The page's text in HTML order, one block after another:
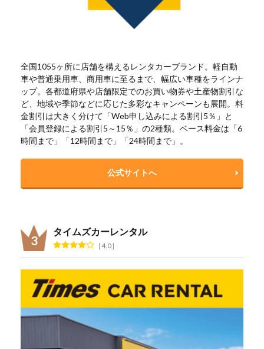
全国1055ヶ所に店舗を構えるレンタカーブランド。軽自動
車や普通乗用車、商用車に至るまで、幅広い車種をラインナ
ップ。各都道府県や店舗限定でのお買い物券や土産物割引な
ど、地域や季節などに応じた多彩なキャンペーンも展開。料
金割引は大きく分けて「Web申し込みによる割引5％」と
「会員登録による割引5～15％」の2種類。ベース料金は「6
時間まで」「12時間まで」「24時間まで」。
公式サイトへ
タイムズカーレンタル
4.0